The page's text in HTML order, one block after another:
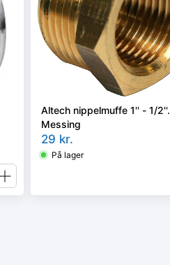
Altech nippelmuffe 1'' - 1/2''.
Messing
29 kr.
På lager